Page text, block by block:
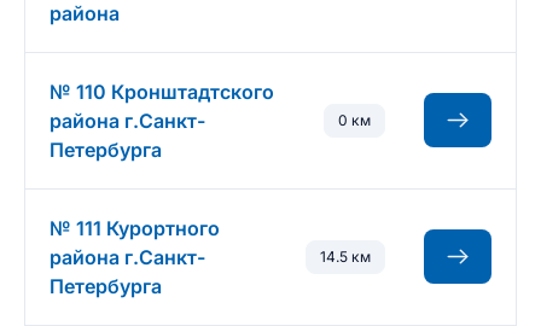
района
№ 110 Кронштадтского
района г.Санкт-
Петербурга
0 км
№ 111 Курортного
района г.Санкт-
Петербурга
14.5 км